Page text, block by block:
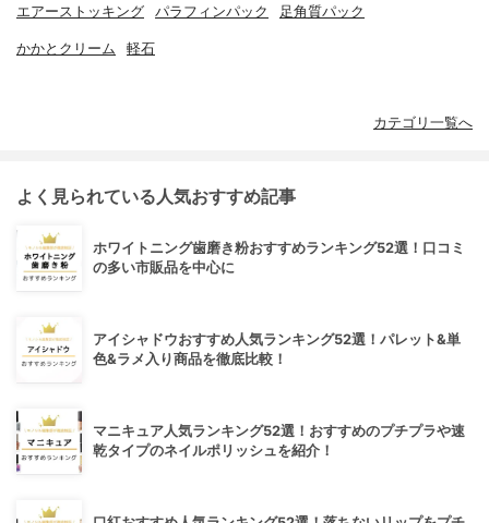
エアーストッキング パラフィンパック 足角質パック
かかとクリーム 軽石
カテゴリ一覧へ
よく見られている人気おすすめ記事
ホワイトニング歯磨き粉おすすめランキング52選！口コミ
の多い市販品を中心に
アイシャドウおすすめ人気ランキング52選！パレット&単
色&ラメ入り商品を徹底比較！
マニキュア人気ランキング52選！おすすめのプチプラや速
乾タイプのネイルポリッシュを紹介！